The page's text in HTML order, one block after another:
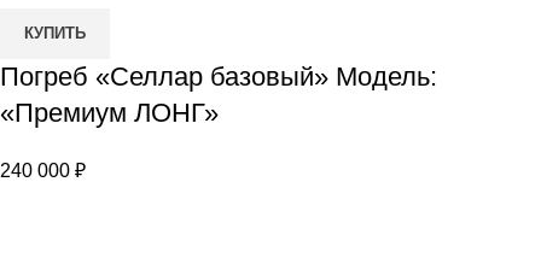
КУПИТЬ
Погреб «Селлар базовый» Модель:
«Премиум ЛОНГ»
240 000 ₽